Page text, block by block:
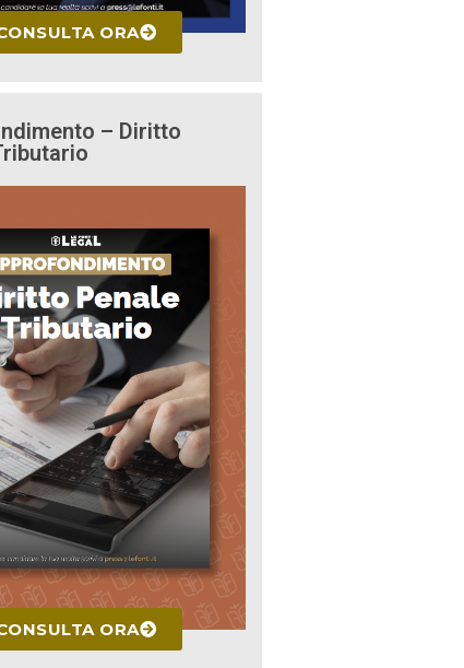
ORA
– Diritto
ORA